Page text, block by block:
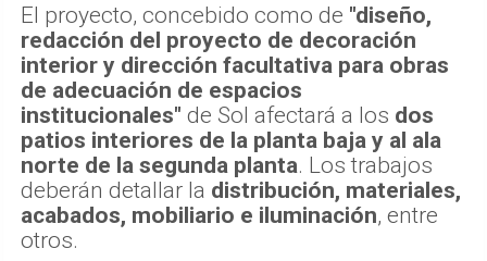
El proyecto, concebido como de "diseño,
redacción del proyecto de decoración
interior y dirección facultativa para obras
de adecuación de espacios
institucionales" de Sol afectará a los dos
patios interiores de la planta baja y al ala
norte de la segunda planta. Los trabajos
deberán detallar la distribución, materiales,
acabados, mobiliario e iluminación, entre
otros.